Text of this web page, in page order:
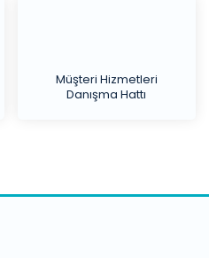
Müşteri Hizmetleri
Danışma Hattı